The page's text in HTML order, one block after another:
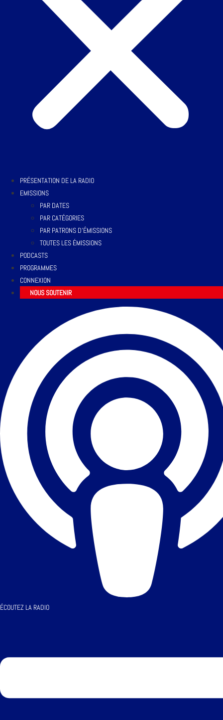
PRÉSENTATION DE LA RADIO
EMISSIONS
PAR DATES
PAR CATÉGORIES
PAR PATRONS D’ÉMISSIONS
TOUTES LES ÉMISSIONS
PODCASTS
PROGRAMMES
CONNEXION
NOUS SOUTENIR
ÉCOUTEZ LA RADIO